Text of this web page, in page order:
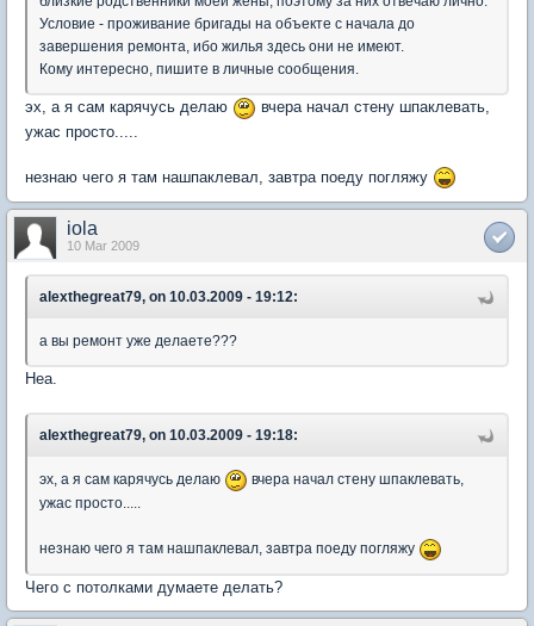
Условие - проживание бригады на объекте с начала до
завершения ремонта, ибо жилья здесь они не имеют.
Кому интересно, пишите в личные сообщения.
эх, а я сам карячусь делаю
вчера начал стену шпаклевать,
ужас просто.....
незнаю чего я там нашпаклевал, завтра поеду погляжу
iola
10 Mar 2009
alexthegreat79, on 10.03.2009 - 19:12:
а вы ремонт уже делаете???
Неа.
alexthegreat79, on 10.03.2009 - 19:18:
эх, а я сам карячусь делаю
вчера начал стену шпаклевать,
ужас просто.....
незнаю чего я там нашпаклевал, завтра поеду погляжу
Чего с потолками думаете делать?